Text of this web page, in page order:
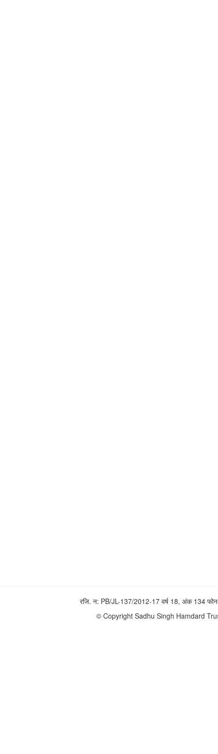
रजि. न: PB/JL-137/2012-17 वर्ष 18, अंक 134
© Copyright Sadhu Singh Hamdard